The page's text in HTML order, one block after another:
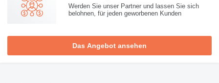
Werden Sie unser Partner und lassen Sie sich
belohnen, für jeden geworbenen Kunden
Das Angebot ansehen